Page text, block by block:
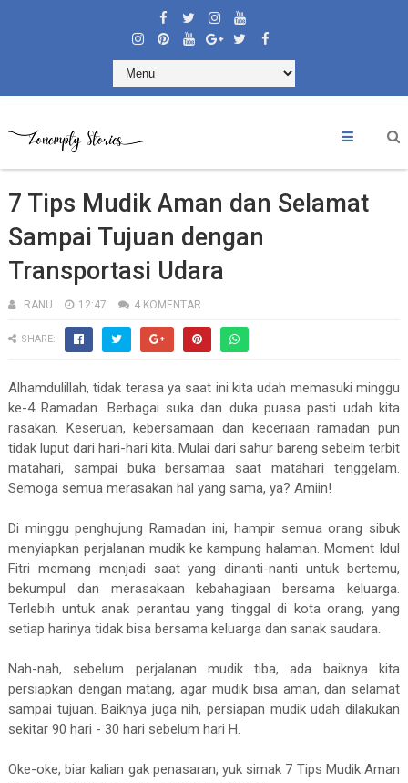
7 Tips Mudik Aman dan Selamat
Sampai Tujuan dengan
Transportasi Udara
RANU 12:47 4 KOMENTAR
SHARE:
Alhamdulillah, tidak terasa ya saat ini kita udah memasuki minggu
ke-4 Ramadan. Berbagai suka dan duka puasa pasti udah kita
rasakan. Keseruan, kebersamaan dan keceriaan ramadan pun
tidak luput dari hari-hari kita. Mulai dari sahur bareng sebelm terbit
matahari, sampai buka bersamaa saat matahari tenggelam.
Semoga semua merasakan hal yang sama, ya? Amiin!
Di minggu penghujung Ramadan ini, hampir semua orang sibuk
menyiapkan perjalanan mudik ke kampung halaman. Moment Idul
Fitri memang menjadi saat yang dinanti-nanti untuk bertemu,
bekumpul dan merasakaan kebahagiaan bersama keluarga.
Terlebih untuk anak perantau yang tinggal di kota orang, yang
setiap harinya tidak bisa bersama keluarga dan sanak saudara.
Nah-nah, sebelum perjalanan mudik tiba, ada baiknya kita
persiapkan dengan matang, agar mudik bisa aman, dan selamat
sampai tujuan. Baiknya juga nih, persiapan mudik udah dilakukan
sekitar 90 hari - 30 hari sebelum hari H.
Oke-oke, biar kalian gak penasaran, yuk simak 7 Tips Mudik Aman